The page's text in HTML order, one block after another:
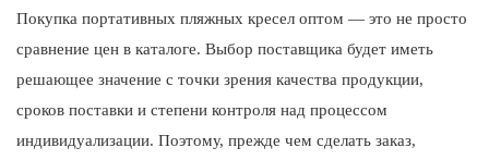
Покупка портативных пляжных кресел оптом — это не просто
сравнение цен в каталоге. Выбор поставщика будет иметь
решающее значение с точки зрения качества продукции,
сроков поставки и степени контроля над процессом
индивидуализации. Поэтому, прежде чем сделать заказ,